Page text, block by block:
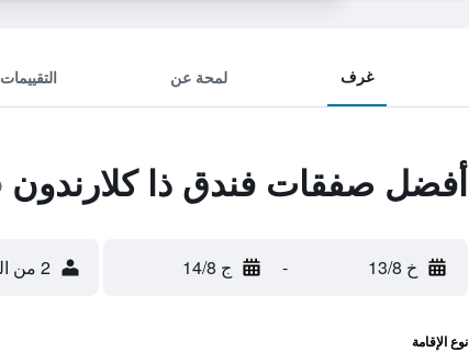
غرف لمحة عن التقييمات
أفضل صفقات فندق ذا كلارندون
خ 13/8 - ج 14/8 2 من الضيوف، غرفة واحدة
نوع الإقامة